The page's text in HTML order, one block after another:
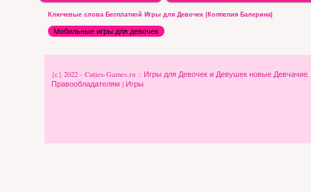
Ключевые слова Бесплатной Игры для Девочек |Коппелия Балерина|
Мобильные игры для девочек
{c} 2022 - Cuties-Games.ru :: Игры для Девочек и Девушек новые
Правообладателям | Игры